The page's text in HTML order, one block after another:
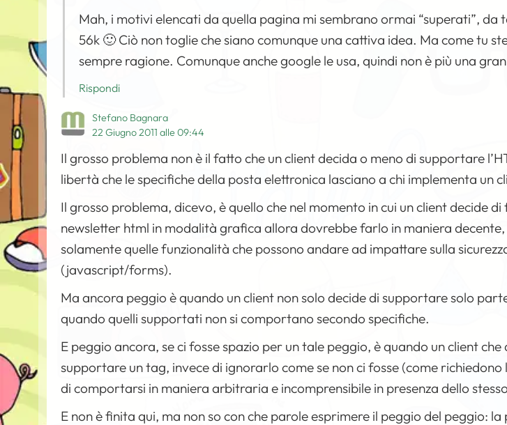
Mah, i motivi elencati da quella pagina mi sembrano ormai “superati”, da
56k 🙂 Ciò non toglie che siano comunque una cattiva idea. Ma come tu
sempre ragione. Comunque anche google le usa, quindi non è più una
Rispondi
Stefano Bagnara
22 Giugno 2011 alle 09:44
Il grosso problema non è il fatto che un client decida o meno di supportare
libertà che le specifiche della posta elettronica lasciano a chi implementa un
Il grosso problema, dicevo, è quello che nel momento in cui un client decide
newsletter html in modalità grafica allora dovrebbe farlo in maniera
solamente quelle funzionalità che possono andare ad impattare sulla
(javascript/forms).
Ma ancora peggio è quando un client non solo decide di supportare solo
quando quelli supportati non si comportano secondo specifiche.
E peggio ancora, se ci fosse spazio per un tale peggio, è quando un client che
supportare un tag, invece di ignorarlo come se non ci fosse (come richiedono
di comportarsi in maniera arbitraria e incomprensibile in presenza dello
E non è finita qui, ma non so con che parole esprimere il peggio del peggio: